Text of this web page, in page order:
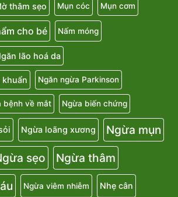
thâm sẹo Mụn cóc Mụn cơm
cho bé Nấm móng
lão hoá da
khuẩn Ngăn ngừa Parkinson
bệnh về mắt Ngừa biến chứng
Ngừa loãng xương Ngừa mụn
sẹo
Ngừa thâm
Ngừa viêm nhiễm Nhẹ cân